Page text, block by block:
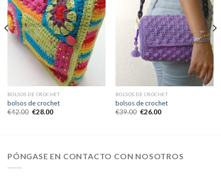
BOLSOS DE CROCHET
bolsos de crochet
€42.00 €28.00
BOLSOS DE CROCHET
bolsos de crochet
€39.00 €26.00
PÓNGASE EN CONTACTO CON NOSOTROS